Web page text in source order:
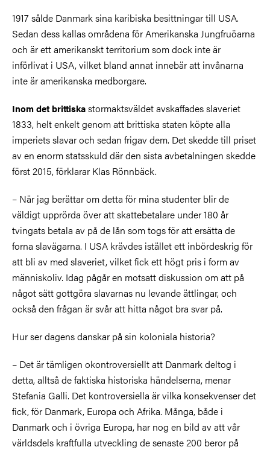
1917 sålde Danmark sina karibiska besittningar till USA.
Sedan dess kallas områdena för Amerikanska Jungfruöarna
och är ett amerikanskt territorium som dock inte är
införlivat i USA, vilket bland annat innebär att invånarna
inte är amerikanska medborgare.
Inom det brittiskastormaktsväldet avskaffades slaveriet
1833, helt enkelt genom att brittiska staten köpte alla
imperiets slavar och sedan frigav dem. Det skedde till priset
av en enorm statsskuld där den sista avbetalningen skedde
först 2015, förklarar Klas Rönnbäck.
– När jag berättar om detta för mina studenter blir de
väldigt upprörda över att skattebetalare under 180 år
tvingats betala av på de lån som togs för att ersätta de
forna slavägarna. I USA krävdes istället ett inbördeskrig för
att bli av med slaveriet, vilket fick ett högt pris i form av
människoliv. Idag pågår en motsatt diskussion om att på
något sätt gottgöra slavarnas nu levande ättlingar, och
också den frågan är svår att hitta något bra svar på.
Hur ser dagens danskar på sin koloniala historia?
– Det är tämligen okontroversiellt att Danmark deltog i
detta, alltså de faktiska historiska händelserna, menar
Stefania Galli. Det kontroversiella är vilka konsekvenser det
fick, för Danmark, Europa och Afrika. Många, både i
Danmark och i övriga Europa, har nog en bild av att vår
världsdels kraftfulla utveckling de senaste 200 beror på